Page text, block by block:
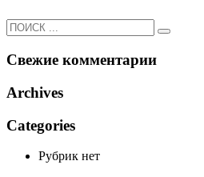
Свежие комментарии
Archives
Categories
Рубрик нет